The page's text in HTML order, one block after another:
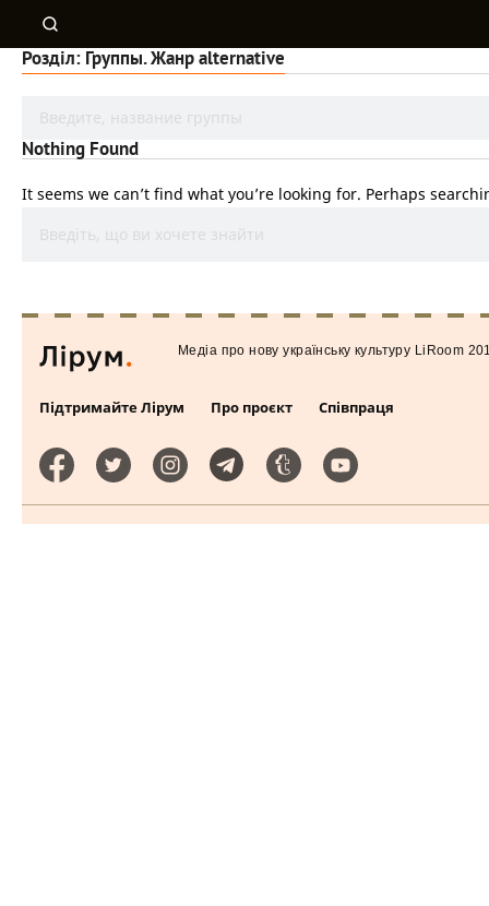
Розділ: Группы. Жанр alternative
Nothing Found
It seems we can’t find what you’re looking for. Perhaps
Підтримайте Лірум Про проєкт Співпраця
Медiа про нову українську культуру LiRoom